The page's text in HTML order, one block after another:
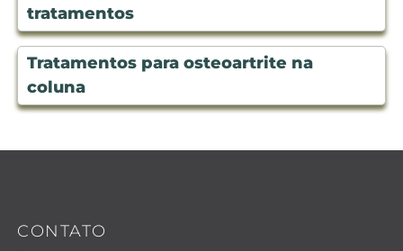
tratamentos
Tratamentos para osteoartrite na
coluna
CONTATO